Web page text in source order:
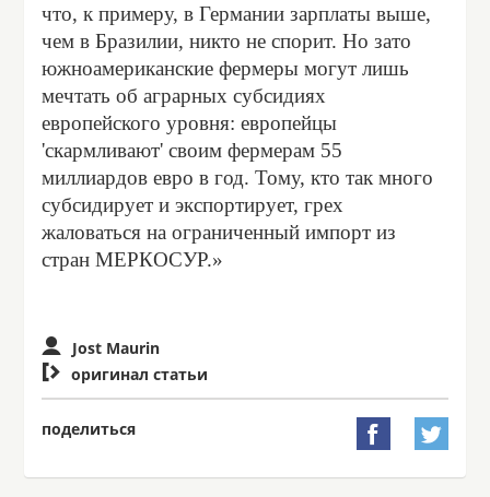
что, к примеру, в Германии зарплаты выше,
чем в Бразилии, никто не спорит. Но зато
южноамериканские фермеры могут лишь
мечтать об аграрных субсидиях
европейского уровня: европейцы
'скармливают' своим фермерам 55
миллиардов евро в год. Тому, кто так много
субсидирует и экспортирует, грех
жаловаться на ограниченный импорт из
стран МЕРКОСУР.»
Jost Maurin
 оригинал статьи
поделиться  